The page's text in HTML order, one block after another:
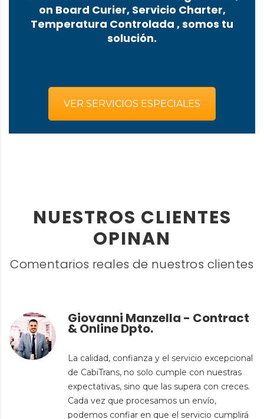
on Board Curier, Servicio Charter,
Temperatura Controlada , somos tu
solución.
VER SERVICIOS ESPECIALES
NUESTROS CLIENTES
OPINAN
Comentarios reales de nuestros clientes
Giovanni Manzella - Contract
& Online Dpto.
La calidad, confianza y el servicio excepcional
de CabiTrans, no solo cumple con nuestras
expectativas, sino que las supera con creces.
Cada vez que procesamos un envío,
podemos confiar en que el servicio cumplirá